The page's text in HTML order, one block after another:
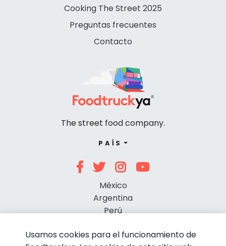
Cooking The Street 2025
Preguntas frecuentes
Contacto
The street food company.
PAÍS
México
Argentina
Perú
Usamos cookies para el funcionamiento de